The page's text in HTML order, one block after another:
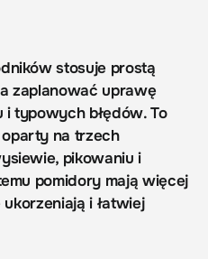
stosuje prostą
zaplanować uprawę
typowych błędów. To
na trzech
pikowaniu i
pomidory mają więcej
i łatwiej